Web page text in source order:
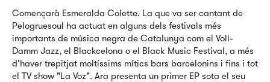
Començarà Esmeralda Colette. La que va ser cantant de
Pelogruesoul ha actuat en alguns dels festivals més
importants de música negra de Catalunya com el Voll-
Damm Jazz, el Blackcelona o el Black Music Festival, a més
d'haver trepitjat moltíssims mítics bars barcelonins i fins i tot
el TV show "La Voz". Ara presenta un primer EP sota el seu